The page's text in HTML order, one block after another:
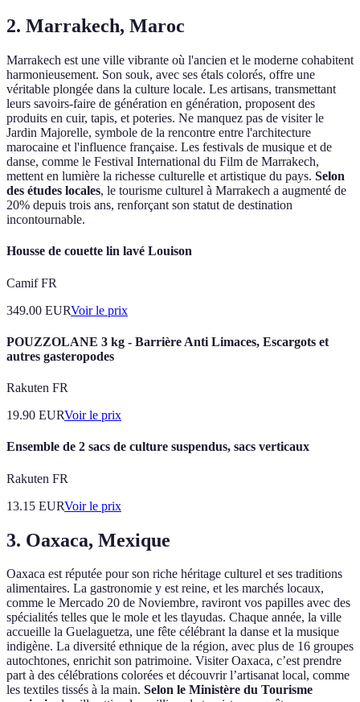
2. Marrakech, Maroc
Marrakech est une ville vibrante où l'ancien et le moderne cohabitent
harmonieusement. Son souk, avec ses étals colorés, offre une
véritable plongée dans la culture locale. Les artisans, transmettant
leurs savoirs-faire de génération en génération, proposent des
produits en cuir, tapis, et poteries. Ne manquez pas de visiter le
Jardin Majorelle, symbole de la rencontre entre l'architecture
marocaine et l'influence française. Les festivals de musique et de
danse, comme le Festival International du Film de Marrakech,
mettent en lumière la richesse culturelle et artistique du pays. Selon
des études locales, le tourisme culturel à Marrakech a augmenté de
20% depuis trois ans, renforçant son statut de destination
incontournable.
Housse de couette lin lavé Louison
Camif FR
349.00 EURVoir le prix
POUZZOLANE 3 kg - Barrière Anti Limaces, Escargots et
autres gasteropodes
Rakuten FR
19.90 EURVoir le prix
Ensemble de 2 sacs de culture suspendus, sacs verticaux
Rakuten FR
13.15 EURVoir le prix
3. Oaxaca, Mexique
Oaxaca est réputée pour son riche héritage culturel et ses traditions
alimentaires. La gastronomie y est reine, et les marchés locaux,
comme le Mercado 20 de Noviembre, raviront vos papilles avec des
spécialités telles que le mole et les tlayudas. Chaque année, la ville
accueille la Guelaguetza, une fête célébrant la danse et la musique
indigène. La diversité ethnique de la région, avec plus de 16 groupes
autochtones, enrichit son patrimoine. Visiter Oaxaca, c’est prendre
part à des célébrations colorées et découvrir l’artisanat local, comme
les textiles tissés à la main. Selon le Ministère du Tourisme